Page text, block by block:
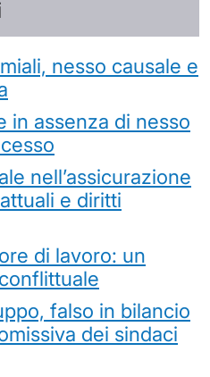
nesso causale e
in assenza di nesso
nell’assicurazione
e diritti
di lavoro: un
falso in bilancio
dei sindaci